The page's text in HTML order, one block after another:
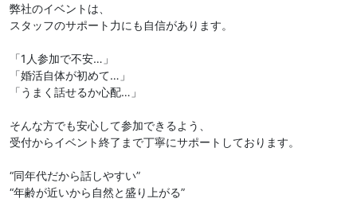
弊社のイベントは、
スタッフのサポート力にも自信があります。
「1人参加で不安…」
「婚活自体が初めて…」
「うまく話せるか心配…」
そんな方でも安心して参加できるよう、
受付からイベント終了まで丁寧にサポートしております。
“同年代だから話しやすい”
“年齢が近いから自然と盛り上がる”